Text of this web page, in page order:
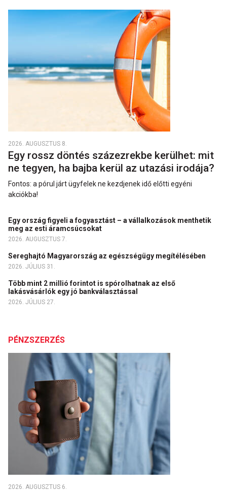
2026. AUGUSZTUS 8.
Egy rossz döntés százezrekbe kerülhet: mit
ne tegyen, ha bajba kerül az utazási irodája?
Fontos: a pórul járt ügyfelek ne kezdjenek idő előtti egyéni
akciókba!
Egy ország figyeli a fogyasztást – a vállalkozások menthetik
meg az esti áramcsúcsokat
2026. AUGUSZTUS 7.
Sereghajtó Magyarország az egészségügy megítélésében
2026. JÚLIUS 31.
Több mint 2 millió forintot is spórolhatnak az első
lakásvásárlók egy jó bankválasztással
2026. JÚLIUS 27.
PÉNZSZERZÉS
2026. AUGUSZTUS 6.